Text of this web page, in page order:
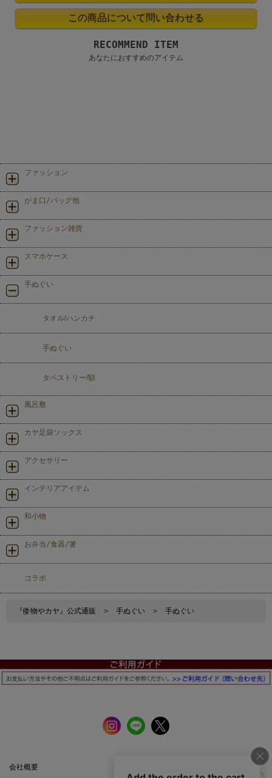
RECOMMEND ITEM
あなたにおすすめのアイテム
ファッション
がま口/バッグ他
ファッション雑貨
スマホケース
手ぬぐい
タオル/ハンカチ
手ぬぐい
タペストリー/額
風呂敷
カヤ足袋ソックス
アクセサリー
インテリアアイテム
和小物
お弁当/食器/箸
コラボ
『倭物やカヤ』公式通販 > 手ぬぐい > 手ぬぐい
会社概要